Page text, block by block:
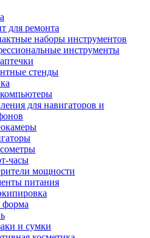
для ремонта
наборы инструментов
инструменты
стенды
для навигаторов и
часы
мощности
питания
форма
и сумки